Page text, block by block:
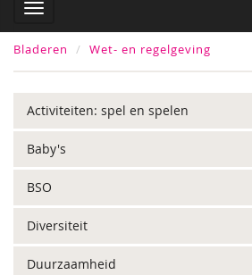
Bladeren Wet- en regelgeving
Activiteiten: spel en spelen
Baby's
BSO
Diversiteit
Duurzaamheid